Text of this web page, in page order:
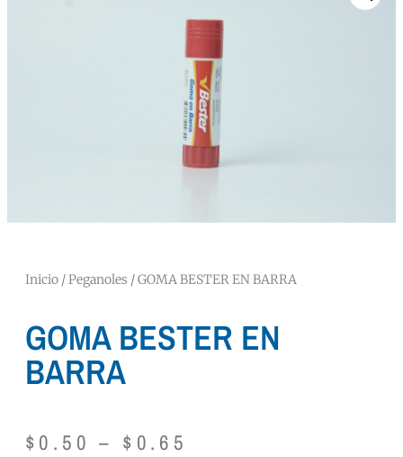
Inicio /Peganoles / GOMA BESTER EN BARRA
GOMA BESTER EN
BARRA
$ 0.50 – $ 0.65